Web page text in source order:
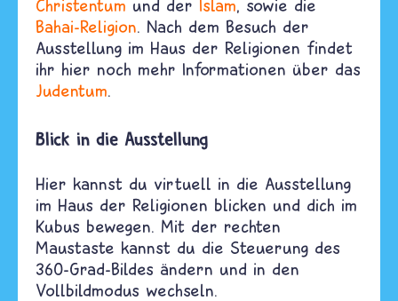
Christentum und der Islam, sowie die
Bahai-Religion. Nach dem Besuch der
Ausstellung im Haus der Religionen findet
ihr hier noch mehr Informationen über das
Judentum.
Blick in die Ausstellung
Hier kannst du virtuell in die Ausstellung
im Haus der Religionen blicken und dich im
Kubus bewegen. Mit der rechten
Maustaste kannst du die Steuerung des
360-Grad-Bildes ändern und in den
Vollbildmodus wechseln.